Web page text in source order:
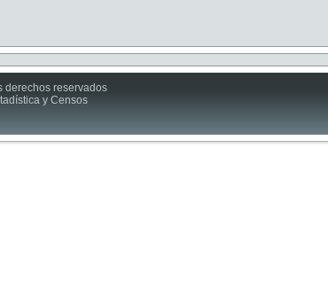
derechos reservados
y Censos